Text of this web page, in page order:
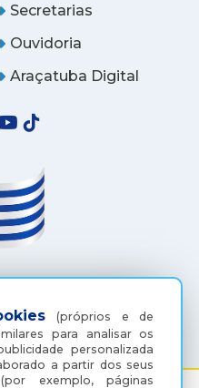
(próprios e de
para analisar os
personalizada
a partir dos seus
exemplo, páginas
Secretarias
Ouvidoria
Araçatuba Digital
6500